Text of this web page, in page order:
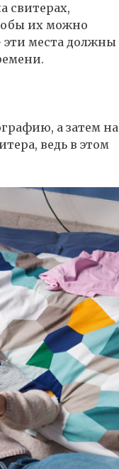
свитерах,
их можно
эти места должны
а затем на
ведь в этом